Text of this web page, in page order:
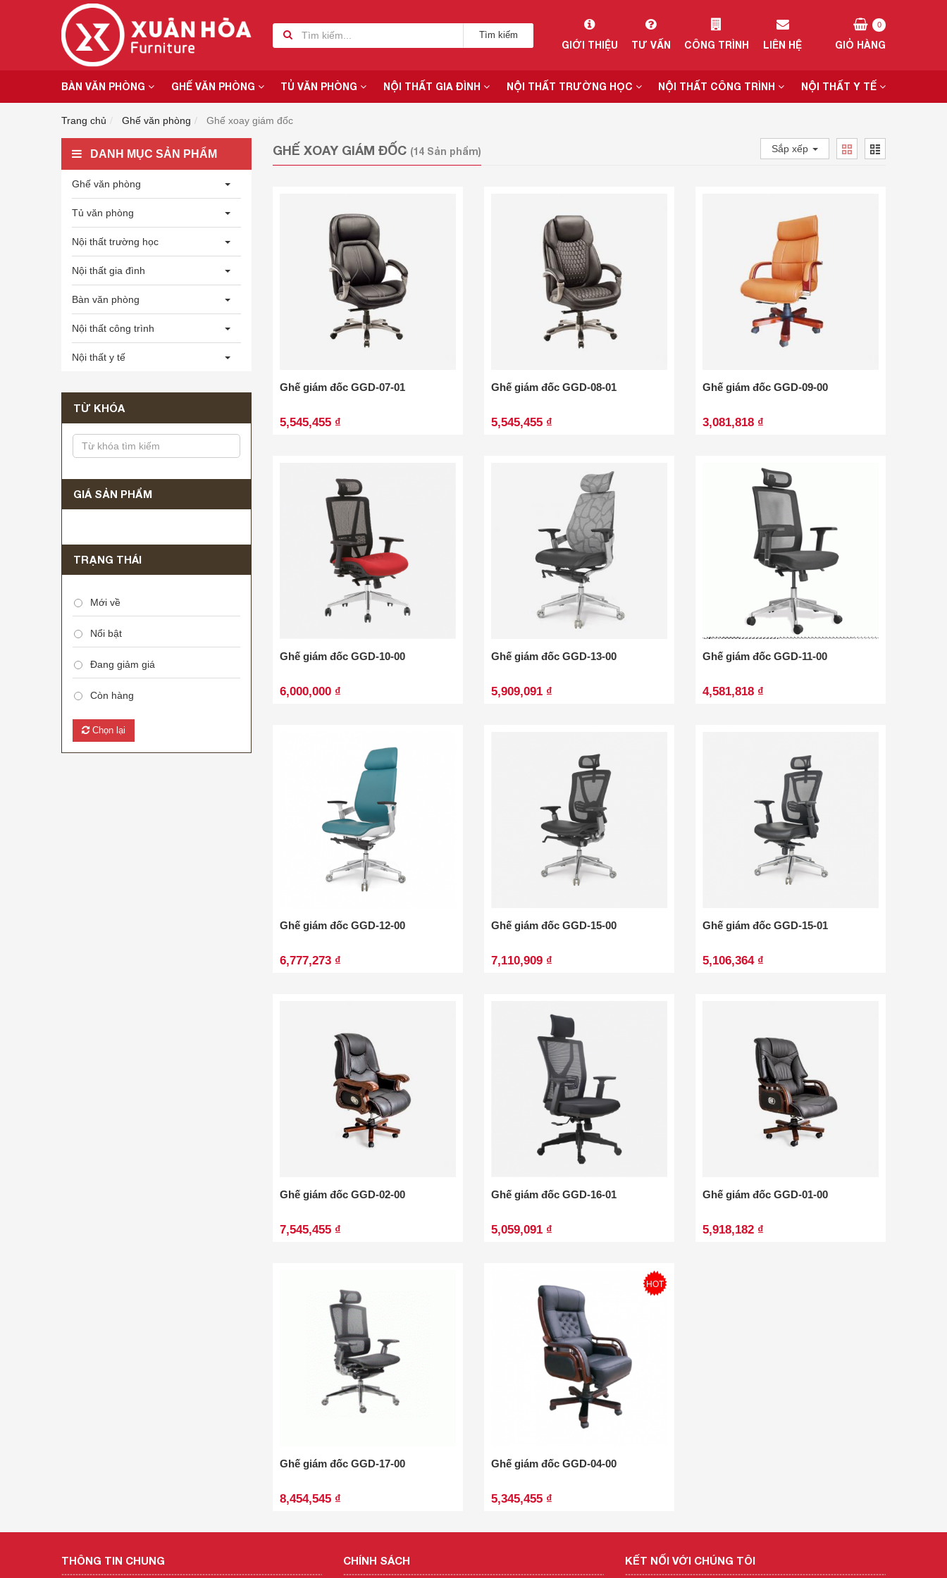
Tìm kiếm
GIỚI THIỆU TƯ VẤN CÔNG TRÌNH LIÊN HỆ GIỎ HÀNG
0
BÀN VĂN PHÒNG GHẾ VĂN PHÒNG TỦ VĂN PHÒNG NỘI THẤT GIA ĐÌNH NỘI THẤT TRƯỜNG HỌC NỘI THẤT CÔNG TRÌNH NỘI THẤT Y TẾ
Trang chủ Ghế văn phòng Ghế xoay giám đốc
DANH MỤC SẢN PHẨM
Ghế văn phòng
Tủ văn phòng
Nội thất trường học
Nội thất gia đình
Bàn văn phòng
Nội thất công trình
Nội thất y tế
TỪ KHÓA
GIÁ SẢN PHẨM
TRẠNG THÁI
Mới về
Nổi bật
Đang giảm giá
Còn hàng
Chọn lại
GHẾ XOAY GIÁM ĐỐC (14 Sản phẩm) Sắp xếp
Ghế giám đốc GGD-07-01
5,545,455 ₫
Ghế giám đốc GGD-08-01
5,545,455 ₫
Ghế giám đốc GGD-09-00
3,081,818 ₫
Ghế giám đốc GGD-10-00
6,000,000 ₫
Ghế giám đốc GGD-13-00
5,909,091 ₫
Ghế giám đốc GGD-11-00
4,581,818 ₫
Ghế giám đốc GGD-12-00
6,777,273 ₫
Ghế giám đốc GGD-15-00
7,110,909 ₫
Ghế giám đốc GGD-15-01
5,106,364 ₫
Ghế giám đốc GGD-02-00
7,545,455 ₫
Ghế giám đốc GGD-16-01
5,059,091 ₫
Ghế giám đốc GGD-01-00
5,918,182 ₫
Ghế giám đốc GGD-17-00
8,454,545 ₫
HOT
Ghế giám đốc GGD-04-00
5,345,455 ₫
THÔNG TIN CHUNG CHÍNH SÁCH KẾT NỐI VỚI CHÚNG TÔI